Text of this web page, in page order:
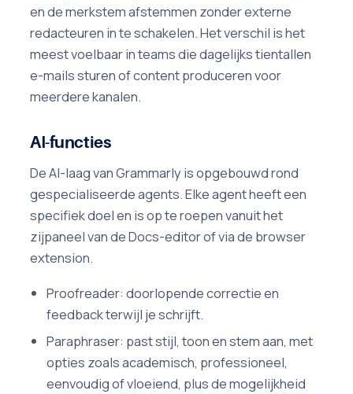
en de merkstem afstemmen zonder externe
redacteuren in te schakelen. Het verschil is het
meest voelbaar in teams die dagelijks tientallen
e-mails sturen of content produceren voor
meerdere kanalen.
AI-functies
De AI-laag van Grammarly is opgebouwd rond
gespecialiseerde agents. Elke agent heeft een
specifiek doel en is op te roepen vanuit het
zijpaneel van de Docs-editor of via de browser
extension.
Proofreader: doorlopende correctie en
feedback terwijl je schrijft.
Paraphraser: past stijl, toon en stem aan, met
opties zoals academisch, professioneel,
eenvoudig of vloeiend, plus de mogelijkheid